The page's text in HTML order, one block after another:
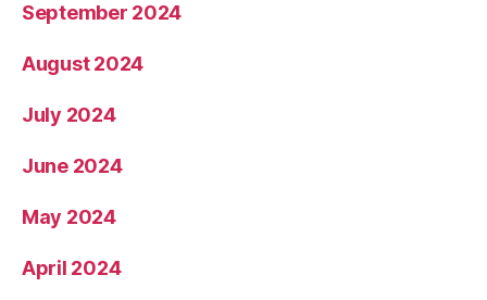
September 2024
August 2024
July 2024
June 2024
May 2024
April 2024